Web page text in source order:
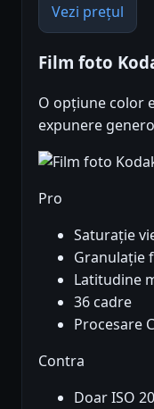
Vezi prețul
Film foto
O opțiune color
expunere
Pro
Saturație
Granulație
Latitudine
36 cadre
Procesare
Contra
Doar ISO